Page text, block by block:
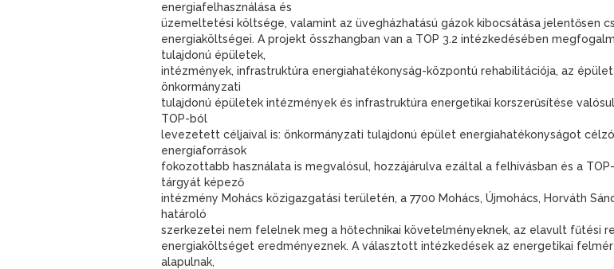
energiafelhasználása és
üzemeltetési költsége, valamint az üvegházhatású gázok kibocsátása jelentősen
energiaköltségei. A projekt összhangban van a TOP 3.2 intézkedésében
tulajdonú épületek,
intézmények, infrastruktúra energiahatékonyság-központú rehabilitációja, az
önkormányzati
tulajdonú épületek intézmények és infrastruktúra energetikai korszerűsítése
TOP-ból
levezetett céljaival is: önkormányzati tulajdonú épület energiahatékonyságot
energiaforrások
fokozottabb használata is megvalósul, hozzájárulva ezáltal a felhívásban és a
tárgyát képező
intézmény Mohács közigazgatási területén, a 7700 Mohács, Újmohács, Horváth
határoló
szerkezetei nem felelnek meg a hőtechnikai követelményeknek, az elavult fűtési
energiaköltséget eredményeznek. A választott intézkedések az energetikai
alapulnak,